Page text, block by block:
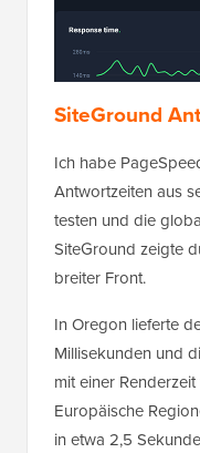
SiteGround
Ich habe
Antwortzeiten aus
testen und die
SiteGround zeigte
breiter Front.
In Oregon lieferte
Millisekunden und
mit einer
Europäische
in etwa 2,5